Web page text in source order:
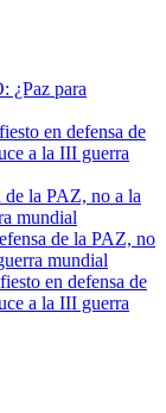
¿Paz para
en defensa de
a la III guerra
la PAZ, no a la
mundial
de la PAZ, no
mundial
en defensa de
a la III guerra